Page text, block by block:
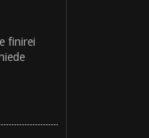
finirei